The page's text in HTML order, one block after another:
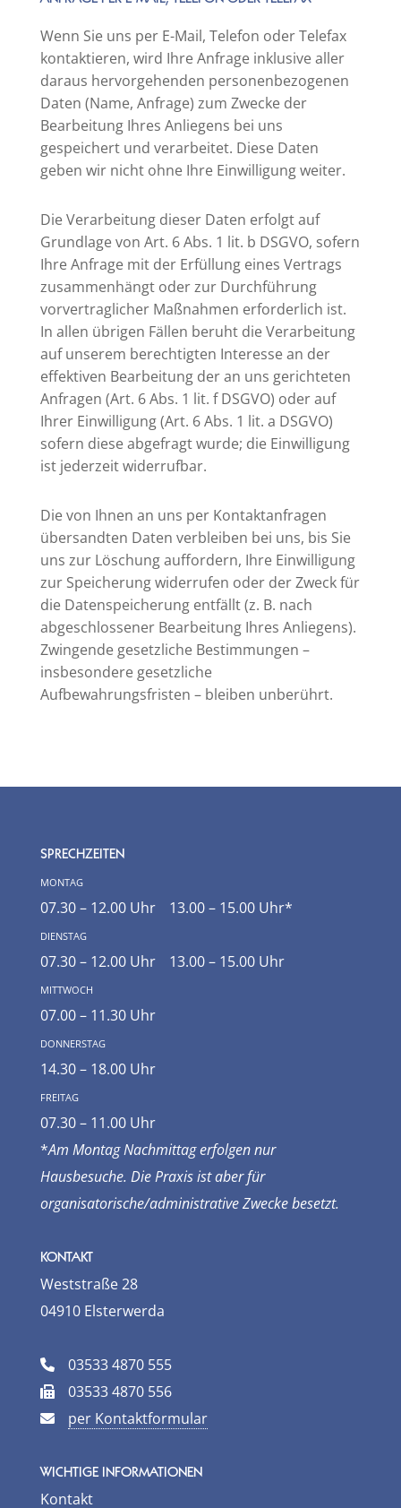
Wenn Sie uns per E-Mail, Telefon oder Telefax
kontaktieren, wird Ihre Anfrage inklusive aller
daraus hervorgehenden personenbezogenen
Daten (Name, Anfrage) zum Zwecke der
Bearbeitung Ihres Anliegens bei uns
gespeichert und verarbeitet. Diese Daten
geben wir nicht ohne Ihre Einwilligung weiter.
Die Verarbeitung dieser Daten erfolgt auf
Grundlage von Art. 6 Abs. 1 lit. b DSGVO, sofern
Ihre Anfrage mit der Erfüllung eines Vertrags
zusammenhängt oder zur Durchführung
vorvertraglicher Maßnahmen erforderlich ist.
In allen übrigen Fällen beruht die Verarbeitung
auf unserem berechtigten Interesse an der
effektiven Bearbeitung der an uns gerichteten
Anfragen (Art. 6 Abs. 1 lit. f DSGVO) oder auf
Ihrer Einwilligung (Art. 6 Abs. 1 lit. a DSGVO)
sofern diese abgefragt wurde; die Einwilligung
ist jederzeit widerrufbar.
Die von Ihnen an uns per Kontaktanfragen
übersandten Daten verbleiben bei uns, bis Sie
uns zur Löschung auffordern, Ihre Einwilligung
zur Speicherung widerrufen oder der Zweck für
die Datenspeicherung entfällt (z. B. nach
abgeschlossener Bearbeitung Ihres Anliegens).
Zwingende gesetzliche Bestimmungen –
insbesondere gesetzliche
Aufbewahrungsfristen – bleiben unberührt.
SPRECHZEITEN
montag
07.30 – 12.00 Uhr
13.00 – 15.00 Uhr*
dienstag
07.30 – 12.00 Uhr
13.00 – 15.00 Uhr
mittwoch
07.00 – 11.30 Uhr
donnerstag
14.30 – 18.00 Uhr
freitag
07.30 – 11.00 Uhr
*Am Montag Nachmittag erfolgen nur
Hausbesuche. Die Praxis ist aber für
organisatorische/­administrative Zwecke besetzt.
KONTAKT
Weststraße 28
04910 Elsterwerda
03533 4870 555
03533 4870 556
per Kontaktformular
WICHTIGE INFORMATIONEN
Kontakt